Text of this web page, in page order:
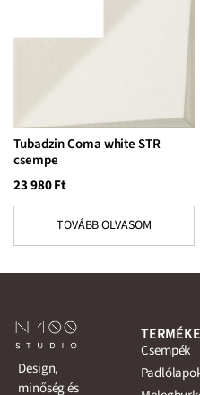
Tubadzin Coma white STR
csempe
23 980Ft
TOVÁBB OLVASOM
Design,
minőség és
Csempék